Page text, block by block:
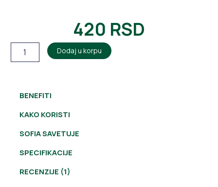
420 RSD
Sredstvo
0.75l
Dodaj u korpu
BENEFITI
KAKO KORISTI
SOFIA SAVETUJE
SPECIFIKACIJE
RECENZIJE (1)